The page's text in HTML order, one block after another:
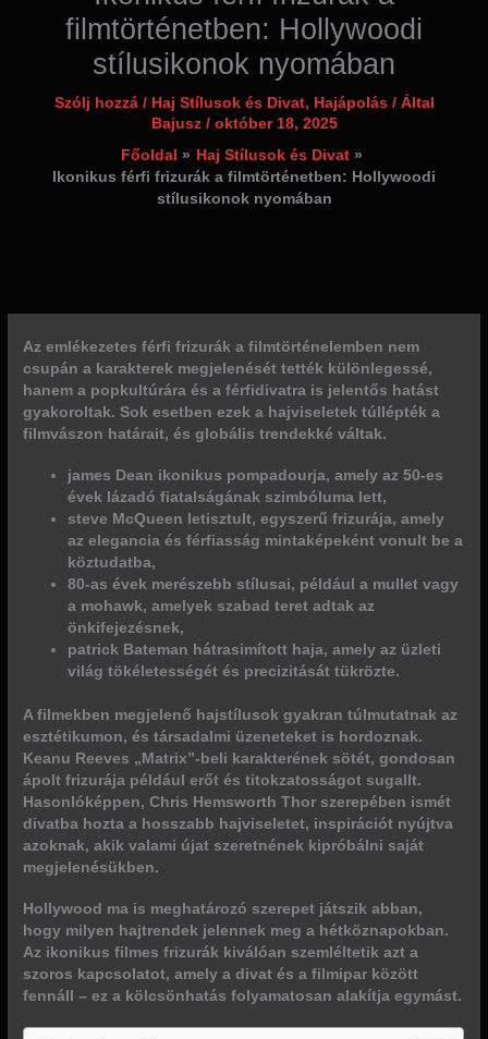
filmtörténetben: Hollywoodi
stílusikonok nyomában
Szólj hozzá / Haj Stílusok és Divat, Hajápolás/ Által
Bajusz / október 18, 2025
Főoldal
Haj Stílusok és Divat
Ikonikus férfi frizurák a filmtörténetben: Hollywoodi
stílusikonok nyomában
Az emlékezetes férfi frizurák a filmtörténelemben nem
csupán a karakterek megjelenését tették különlegessé,
hanem a popkultúrára és a férfidivatra is jelentős hatást
gyakoroltak. Sok esetben ezek a hajviseletek túllépték a
filmvászon határait, és globális trendekké váltak.
james Dean ikonikus pompadourja, amely az 50-es
évek lázadó fiatalságának szimbóluma lett,
steve McQueen letisztult, egyszerű frizurája, amely
az elegancia és férfiasság mintaképeként vonult be a
köztudatba,
80-as évek merészebb stílusai, például a mullet vagy
a mohawk, amelyek szabad teret adtak az
önkifejezésnek,
patrick Bateman hátrasimított haja, amely az üzleti
világ tökéletességét és precizitását tükrözte.
A filmekben megjelenő hajstílusok gyakran túlmutatnak az
esztétikumon, és társadalmi üzeneteket is hordoznak.
Keanu Reeves „Matrix”-beli karakterének sötét, gondosan
ápolt frizurája például erőt és titokzatosságot sugallt.
Hasonlóképpen,Chris Hemsworth Thor szerepében ismét
divatba hozta a hosszabb hajviseletet, inspirációt nyújtva
azoknak, akik valami újat szeretnének kipróbálni saját
megjelenésükben.
Hollywood ma is meghatározó szerepet játszik abban,
hogy milyen hajtrendek jelennek meg a hétköznapokban.
Az ikonikus filmes frizurák kiválóan szemléltetik azt a
szoros kapcsolatot, amely a divat és a filmipar között
fennáll – ez a kölcsönhatás folyamatosan alakítja egymást.